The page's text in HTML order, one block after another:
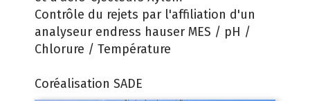
Contrôle du rejets par l'affiliation d'un
analyseur endress hauser MES / pH /
Chlorure / Température
Coréalisation SADE